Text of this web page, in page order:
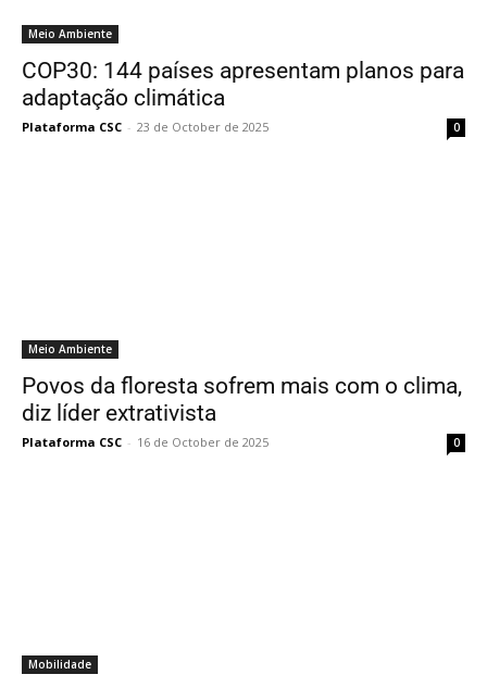
Meio Ambiente
COP30: 144 países apresentam planos para
adaptação climática
Plataforma CSC - 23 de October de 2025 0
Meio Ambiente
Povos da floresta sofrem mais com o clima,
diz líder extrativista
Plataforma CSC - 16 de October de 2025 0
Mobilidade